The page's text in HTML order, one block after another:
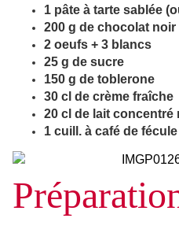
1 pâte à tarte sablée
200 g de chocolat noir
2 oeufs + 3 blancs
25 g de sucre
150 g de toblerone
30 cl de crème fraîche
20 cl de lait concentré
1 cuill. à café de